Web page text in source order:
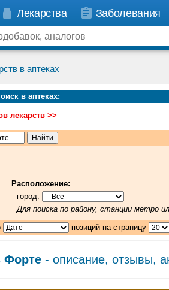
Лекарства Заболевания
в аптеках
в аптеках:
лекарств >>
Расположение:
город:
Для поиска по району, станции метро
позиций на страницу
Форте- описание, отзывы,